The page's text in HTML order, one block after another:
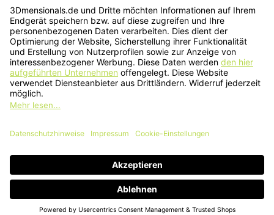
Änderungen und Irrtümer vorbehalten. Nur solange der Vorrat reicht.
© 2026 3Dmensionals / PONTIALIS GmbH & Co. KG - All Rights Reserved.​
Kundenbewertung